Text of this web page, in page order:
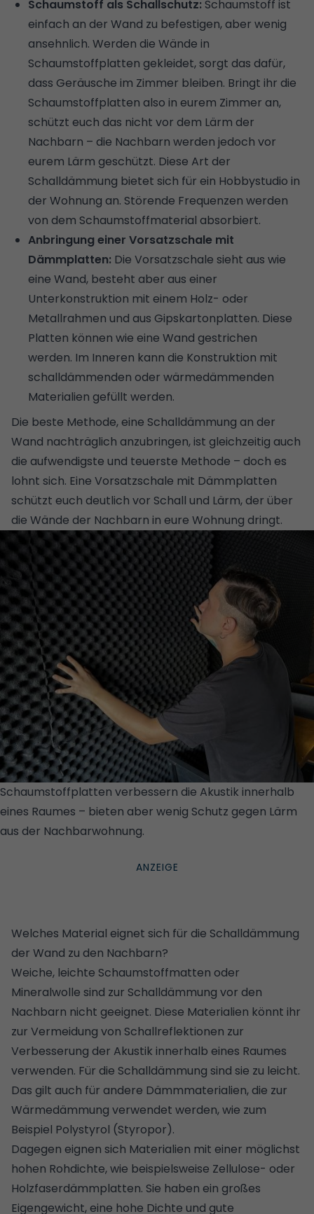
Schaumstoff als Schallschutz: Schaumstoff ist
einfach an der Wand zu befestigen, aber wenig
ansehnlich. Werden die Wände in
Schaumstoffplatten gekleidet, sorgt das dafür,
dass Geräusche im Zimmer bleiben. Bringt ihr die
Schaumstoffplatten also in eurem Zimmer an,
schützt euch das nicht vor dem Lärm der
Nachbarn – die Nachbarn werden jedoch vor
eurem Lärm geschützt. Diese Art der
Schalldämmung bietet sich für ein Hobbystudio in
der Wohnung an. Störende Frequenzen werden
von dem Schaumstoffmaterial absorbiert.
Anbringung einer Vorsatzschale mit
Dämmplatten: Die Vorsatzschale sieht aus wie
eine Wand, besteht aber aus einer
Unterkonstruktion mit einem Holz- oder
Metallrahmen und aus Gipskartonplatten. Diese
Platten können wie eine Wand gestrichen
werden. Im Inneren kann die Konstruktion mit
schalldämmenden oder wärmedämmenden
Materialien gefüllt werden.
Die beste Methode, eine Schalldämmung an der
Wand nachträglich anzubringen, ist gleichzeitig auch
die aufwendigste und teuerste Methode – doch es
lohnt sich. Eine Vorsatzschale mit Dämmplatten
schützt euch deutlich vor Schall und Lärm, der über
die Wände der Nachbarn in eure Wohnung dringt.
Schaumstoffplatten verbessern die Akustik innerhalb
eines Raumes – bieten aber wenig Schutz gegen Lärm
aus der Nachbarwohnung.
Welches Material eignet sich für die Schalldämmung
der Wand zu den Nachbarn?
Weiche, leichte Schaumstoffmatten oder
Mineralwolle sind zur Schalldämmung vor den
Nachbarn nicht geeignet. Diese Materialien könnt ihr
zur Vermeidung von Schallreflektionen zur
Verbesserung der Akustik innerhalb eines Raumes
verwenden. Für die Schalldämmung sind sie zu leicht.
Das gilt auch für andere Dämmmaterialien, die zur
Wärmedämmung verwendet werden, wie zum
Beispiel Polystyrol (Styropor).
Dagegen eignen sich Materialien mit einer möglichst
hohen Rohdichte, wie beispielsweise Zellulose- oder
Holzfaserdämmplatten. Sie haben ein großes
Eigengewicht, eine hohe Dichte und gute